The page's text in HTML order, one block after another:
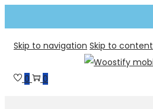
Skip to navigation Skip to content
0 0